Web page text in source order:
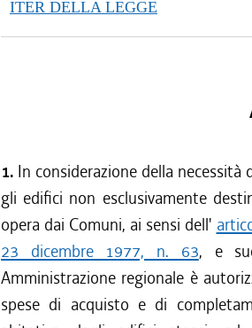
ITER DELLA LEGGE
1. In considerazione della
gli edifici non esclusivamente
opera dai Comuni, ai sensi dell'
23 dicembre 1977, n. 63, e
Amministrazione regionale è
spese di acquisto e di